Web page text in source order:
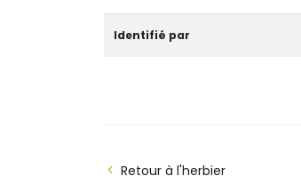
Identifié par
Retour à l'herbier